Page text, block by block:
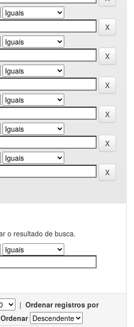
o resultado de busca.
| Ordenar registros por
Ordenar